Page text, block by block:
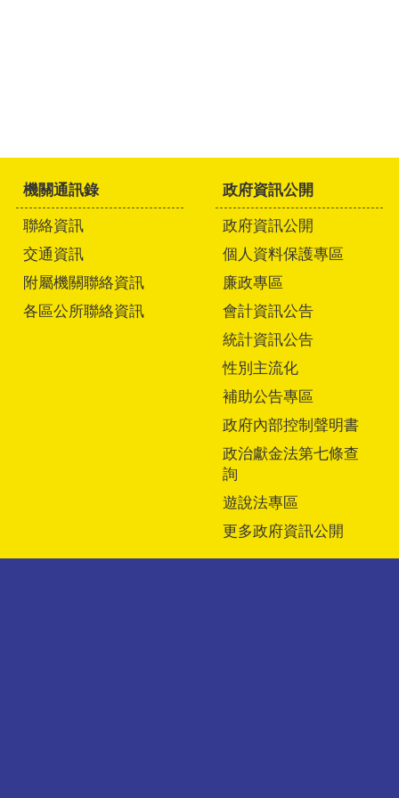
機關通訊錄
聯絡資訊
交通資訊
附屬機關聯絡資訊
各區公所聯絡資訊
政府資訊公開
政府資訊公開
個人資料保護專區
廉政專區
會計資訊公告
統計資訊公告
性別主流化
補助公告專區
政府內部控制聲明書
政治獻金法第七條查
詢
遊說法專區
更多政府資訊公開